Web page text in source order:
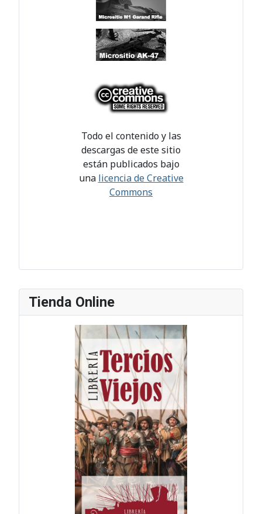
Tienda Online
Todo el contenido y las
descargas de este sitio
están publicados bajo
una licencia de Creative
Commons